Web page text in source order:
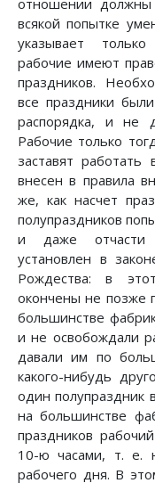
отношении должны
всякой попытке
указывает
рабочие имеют
праздников.
все праздники
распорядка, и не
Рабочие только
заставят работать
внесен в правила
же, как насчет
полупраздников
и даже отчасти
установлен в
Рождества: в
окончены не позже
большинстве
и не освобождали
давали им по
какого-нибудь
один полупраздник
на большинстве
праздников
10-ю часами, т. е.
рабочего дня. В